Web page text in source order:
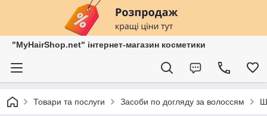
"MyHairShop.net" інтернет-магазин косметики
Товари та послуги Засоби по догляду за волоссям